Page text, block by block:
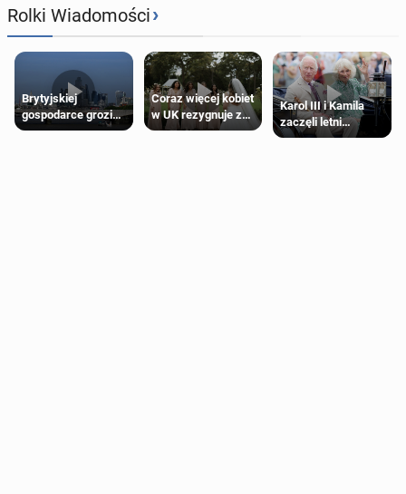
Rolki Wiadomości›
Brytyjskiej
gospodarce grozi
recesja, jeśli
Coraz więcej kobiet
w UK rezygnuje z
roli druhny na
Karol III i Kamila
zaczęli letni
odpoczynek po